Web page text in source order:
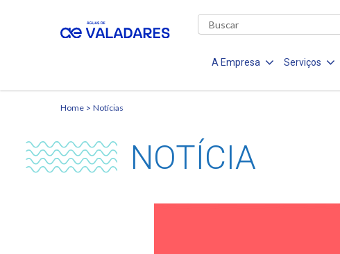
A Empresa Serviços
Home Notícias
NOTÍCIA